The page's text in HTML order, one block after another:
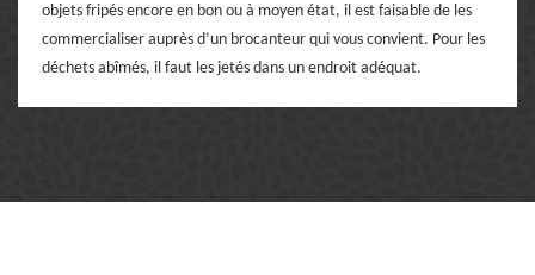
objets fripés encore en bon ou à moyen état, il est faisable de les
commercialiser auprès d’un brocanteur qui vous convient. Pour les
déchets abîmés, il faut les jetés dans un endroit adéquat.